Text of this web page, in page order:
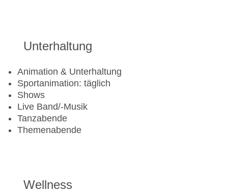
Unterhaltung
Animation & Unterhaltung
Sportanimation: täglich
Shows
Live Band/-Musik
Tanzabende
Themenabende
Wellness